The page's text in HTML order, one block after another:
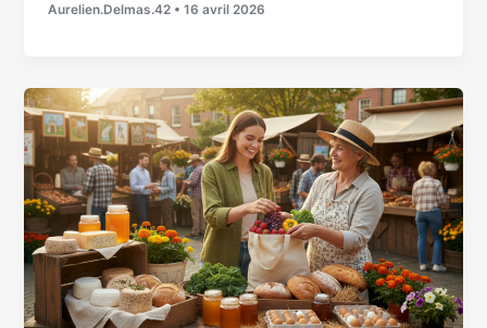
Aurelien.Delmas.42 •16 avril 2026